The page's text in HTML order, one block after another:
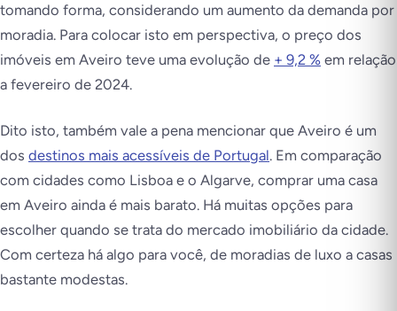
tomando forma, considerando um aumento da demanda por
moradia. Para colocar isto em perspectiva, o preço dos
imóveis em Aveiro teve uma evolução de + 9,2 % em relação
a fevereiro de 2024.
Dito isto, também vale a pena mencionar que Aveiro é um
dos destinos mais acessíveis de Portugal. Em comparação
com cidades como Lisboa e o Algarve, comprar uma casa
em Aveiro ainda é mais barato. Há muitas opções para
escolher quando se trata do mercado imobiliário da cidade.
Com certeza há algo para você, de moradias de luxo a casas
bastante modestas.